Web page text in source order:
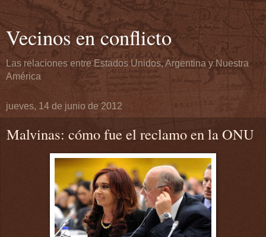
Vecinos en conflicto
Las relaciones entre Estados Unidos, Argentina y Nuestra
América
jueves, 14 de junio de 2012
Malvinas: cómo fue el reclamo en la ONU